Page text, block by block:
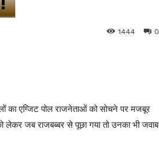
0
1444
एग्जिट पोल राजनेताओं को सोचने पर मजबूर
जब राजबब्बर से पूछा गया तो उनका भी जवाब